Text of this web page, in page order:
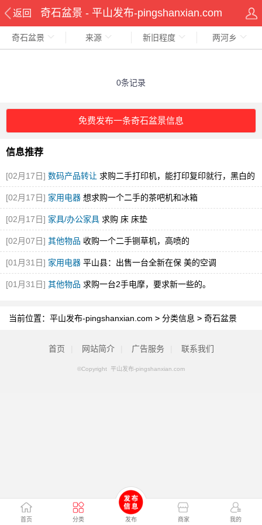
返回 奇石盆景 - 平山发布-pingshanxian.com
首页 分类 发布 商家 我的
奇石盆景 来源 新旧程度 两河乡
0条记录
免费发布一条奇石盆景信息
信息推荐
[02月17日] 数码产品转让 求购二手打印机，能打印复印就行，黑白的
就可
[02月17日] 家用电器 想求购一个二手的茶吧机和冰箱
[02月17日] 家具/办公家具 求购 床 床垫
[02月07日] 其他物品 收购一个二手铡草机，高喷的
[01月31日] 家用电器 平山县：出售一台全新在保 美的空调
[01月31日] 其他物品 求购一台2手电摩，要求新一些的。
当前位置： 平山发布-pingshanxian.com > 分类信息 > 奇石盆景
首页 网站简介 广告服务 联系我们
©Copyright 平山发布-pingshanxian.com